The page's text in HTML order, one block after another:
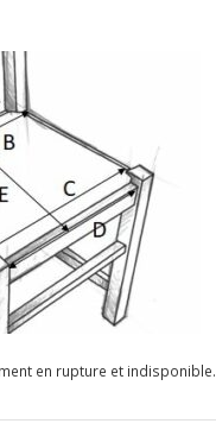
en rupture et indisponible.